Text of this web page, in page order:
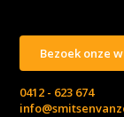
Bezoek onze
0412 - 623 674